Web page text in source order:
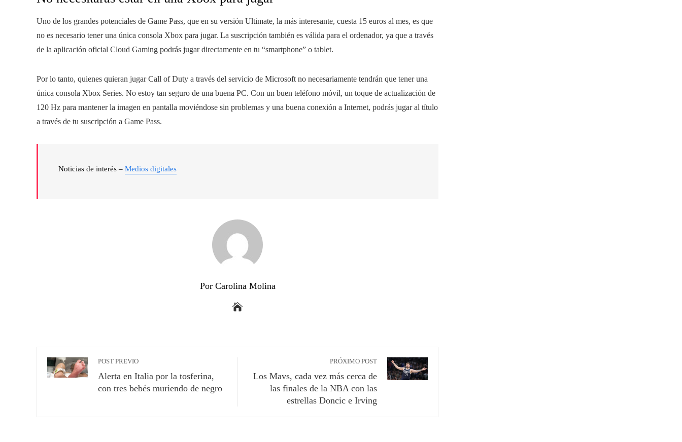
Uno de los grandes potenciales de Game Pass, que en su versión Ultimate, la más interesante, cuesta 15 euros al mes, es que
no es necesario tener una única consola Xbox para jugar. La suscripción también es válida para el ordenador, ya que a través
de la aplicación oficial Cloud Gaming podrás jugar directamente en tu “smartphone” o tablet.
Por lo tanto, quienes quieran jugar Call of Duty a través del servicio de Microsoft no necesariamente tendrán que tener una
única consola Xbox Series. No estoy tan seguro de una buena PC. Con un buen teléfono móvil, un toque de actualización de
120 Hz para mantener la imagen en pantalla moviéndose sin problemas y una buena conexión a Internet, podrás jugar al título
a través de tu suscripción a Game Pass.
Noticias de interés – Medios digitales
Por Carolina Molina
POST PREVIO
Alerta en Italia por la tosferina,
con tres bebés muriendo de negro
PRÓXIMO POST
Los Mavs, cada vez más cerca de
las finales de la NBA con las
estrellas Doncic e Irving